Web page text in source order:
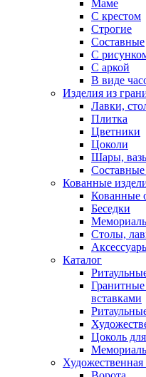
Маме
С крестом
Строгие
Составные
С
С аркой
В виде
Изделия из
Лавки,
Плитка
Цветники
Цоколи
Шары,
Кованные
Кованные
Беседки
Столы,
Каталог
вставками
Цоколь
Художественная